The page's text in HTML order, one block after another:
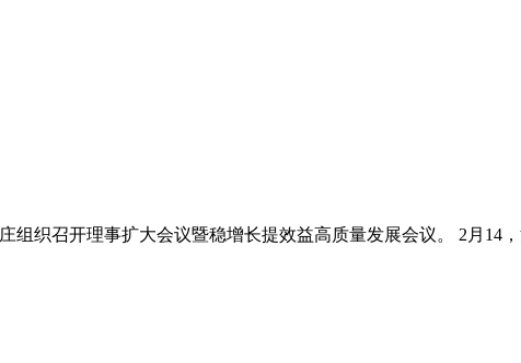
组织召开理事扩大会议暨稳增长提效益高质量发展会议。 2月14